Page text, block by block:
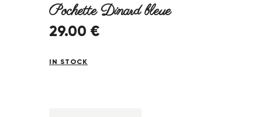
Pochette Dinard bleue
29.00 €
IN STOCK